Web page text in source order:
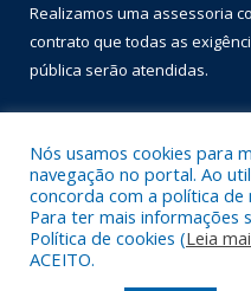
Realizamos uma assessoria
contrato que todas as
pública serão atendidas.
Todos os direitos
Nós usamos cookies para
navegação no portal. Ao
concorda com a política
Para ter mais informações
Política de cookies (Leia
ACEITO.